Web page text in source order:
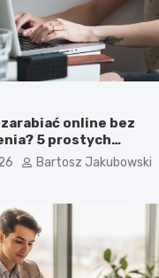
online bez
5 prostych
początkujących
Bartosz Jakubowski